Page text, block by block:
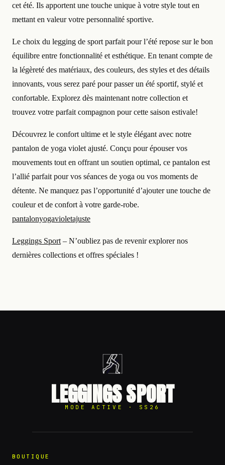
cet été. Ils apportent une touche unique à votre style tout en
mettant en valeur votre personnalité sportive.
Le choix du legging de sport parfait pour l’été repose sur le bon
équilibre entre fonctionnalité et esthétique. En tenant compte de
la légèreté des matériaux, des couleurs, des styles et des détails
innovants, vous serez paré pour passer un été sportif, stylé et
confortable. Explorez dès maintenant notre collection et
trouvez votre parfait compagnon pour cette saison estivale!
Découvrez le confort ultime et le style élégant avec notre
pantalon de yoga violet ajusté. Conçu pour épouser vos
mouvements tout en offrant un soutien optimal, ce pantalon est
l’allié parfait pour vos séances de yoga ou vos moments de
détente. Ne manquez pas l’opportunité d’ajouter une touche de
couleur et de confort à votre garde-robe.
pantalonyogavioletajuste
Leggings Sport – N’oubliez pas de revenir explorer nos
dernières collections et offres spéciales !
LEGGINGS SPORT
MODE ACTIVE · SS26
BOUTIQUE